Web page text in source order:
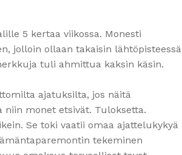
5 kertaa viikossa. Monesti
jolloin ollaan takaisin lähtöpisteessä
tuli ahmittua kaksin käsin.
ajatuksilta, jos näitä
monet etsivät. Tuloksetta.
Se toki vaatii omaa ajattelukykyä
tekeminen